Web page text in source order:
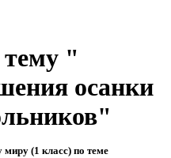
тему "
осанки
(1 класс) по теме